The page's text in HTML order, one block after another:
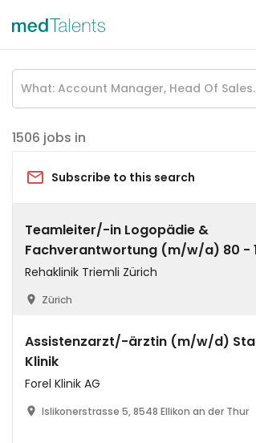
jobs in
Subscribe to this search
Teamleiter/-in Logopädie &
Fachverantwortung (m/w/a) 80 -
Rehaklinik Triemli Zürich
Zürich
Assistenzarzt/-ärztin (m/w/d)
Klinik
Forel Klinik AG
Islikonerstrasse 5, 8548 Ellikon an der Thur